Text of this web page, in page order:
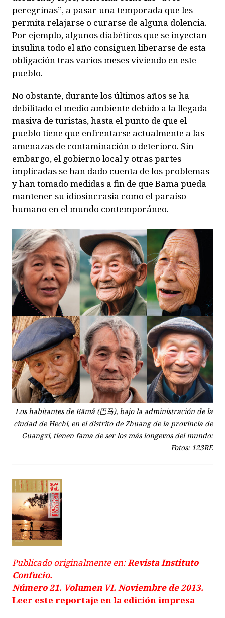
peregrinas”, a pasar una temporada que les
permita relajarse o curarse de alguna dolencia.
Por ejemplo, algunos diabéticos que se inyectan
insulina todo el año consiguen liberarse de esta
obligación tras varios meses viviendo en este
pueblo.
No obstante, durante los últimos años se ha
debilitado el medio ambiente debido a la llegada
masiva de turistas, hasta el punto de que el
pueblo tiene que enfrentarse actualmente a las
amenazas de contaminación o deterioro. Sin
embargo, el gobierno local y otras partes
implicadas se han dado cuenta de los problemas
y han tomado medidas a fin de que Bama pueda
mantener su idiosincrasia como el paraíso
humano en el mundo contemporáneo.
Los habitantes de Bāmǎ (巴马), bajo la administración de la
ciudad de Hechi, en el distrito de Zhuang de la provincia de
Guangxi, tienen fama de ser los más longevos del mundo:
Fotos: 123RF.
Publicado originalmente en:Revista Instituto
Confucio.
Número 21. Volumen VI. Noviembre de 2013.
Leer este reportaje en la edición impresa